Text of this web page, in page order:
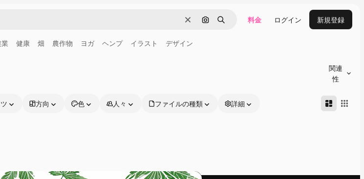
消去 画像で検索
検索 料金 ログイン 新規登録
健康 畑 農作物 ヨガ ヘンプ イラスト デザイン
関連
性
方向 色 人々 ファイルの種類 詳細